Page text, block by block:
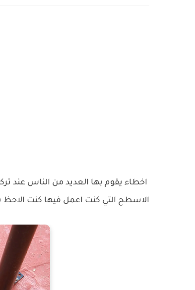
اخطاء يقوم بها العديد من الناس عند
الاسطح التي كنت اعمل فيها كنت